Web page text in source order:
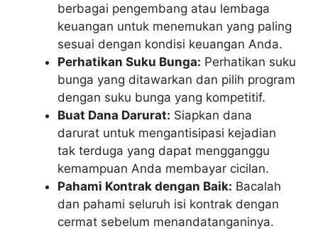
berbagai pengembang atau lembaga
keuangan untuk menemukan yang paling
sesuai dengan kondisi keuangan Anda.
Perhatikan Suku Bunga: Perhatikan suku
bunga yang ditawarkan dan pilih program
dengan suku bunga yang kompetitif.
Buat Dana Darurat: Siapkan dana
darurat untuk mengantisipasi kejadian
tak terduga yang dapat mengganggu
kemampuan Anda membayar cicilan.
Pahami Kontrak dengan Baik: Bacalah
dan pahami seluruh isi kontrak dengan
cermat sebelum menandatanganinya.